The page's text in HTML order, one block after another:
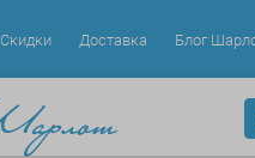
Скидки Доставка Блог